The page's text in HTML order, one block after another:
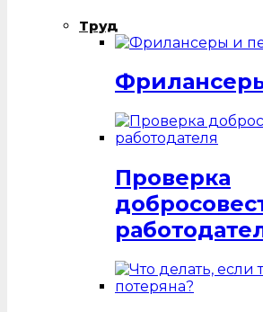
Труд
Проверка